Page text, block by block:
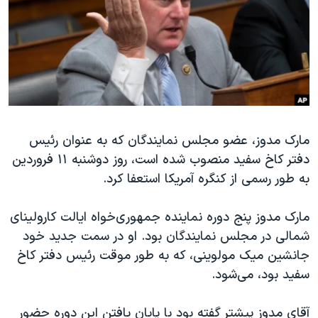
فرهنگ و زندگی
حقوق شهروندی
اقتصادی
علم و فناوری
گالری عکس
آرشیو پخش زنده
مستندها
انتخابات ریاست جمهوری آمریکا ۲۰۲۴
حمله جمهوری اسلامی به اسرائیل
رمز مهسا
اعتراضات زن، زندگی، آزادی
مجموعه مستندهای دادخواهی
دادگاه حمید نوری
چهل سال گروگان‌گیری
قانون شفافیت دارائی کادر رهبری ایران
دنبال کنید
زبانهای مختلف
مارک مدوز، عضو مجلس نمایندگان که به عنوان رئیس
دفتر کاخ سفید منصوب شده است، روز دوشنبه ۱۱ فروردین
به طور رسمی از کنگره آمریکا استعفا کرد.
مارک مدوز پنج دوره نماینده جمهوری‌خواه ایالت کارولینای
شمالی در مجلس نمایندگان بود. او در سمت جدید خود
جانشین میک مولوینی، که به طور موقت رئیس دفتر کاخ
سفید بود، می‌شود.
آقای مدوز پیشتر گفته بود با پایان یافتن این دوره حضور